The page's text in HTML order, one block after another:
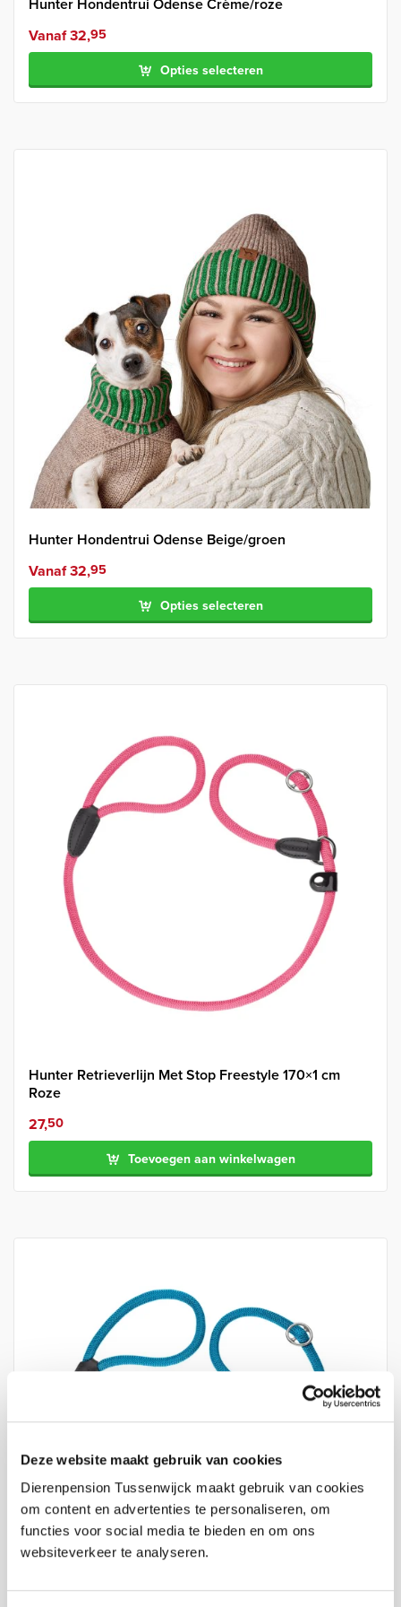
Deze website maakt gebruik van cookies
Dierenpension Tussenwijck maakt gebruik van cookies
om content en advertenties te personaliseren, om
functies voor social media te bieden en om ons
websiteverkeer te analyseren.
Hunter Hondentrui Odense Crème/roze
Vanaf 32,95
Opties selecteren
Hunter Hondentrui Odense Beige/groen
Vanaf 32,95
Opties selecteren
Hunter Retrieverlijn Met Stop Freestyle 170×1 cm
Roze
27,50
Toevoegen aan winkelwagen